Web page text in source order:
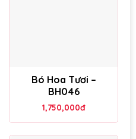
Bó Hoa Tươi –
BH046
1,750,000đ